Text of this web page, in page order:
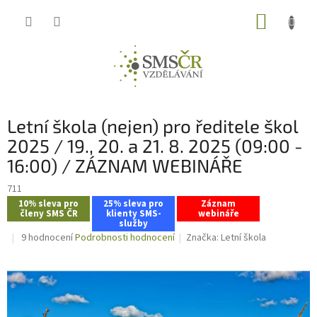
Letní škola (nejen) pro ředitele škol
2025 / 19., 20. a 21. 8. 2025 (09:00 -
16:00) / ZÁZNAM WEBINÁŘE
711
10% sleva pro
členy SMS ČR
25% sleva pro
klienty SMS-
služby
Záznam
webináře
Průměrné
je
9 hodnoceníPodrobnosti hodnocení Značka:Letní škola